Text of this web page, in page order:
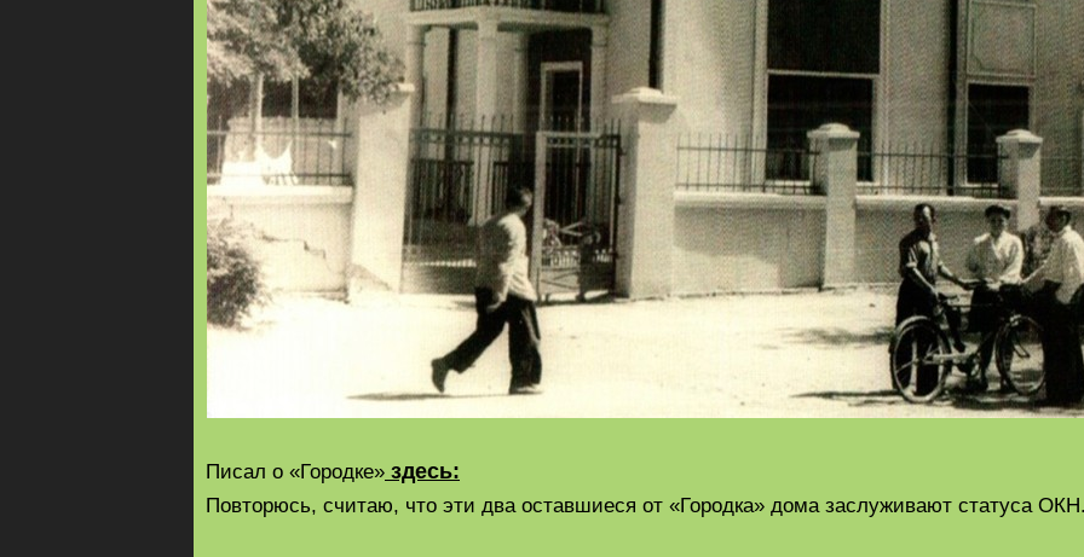
Писал о «Городке» здесь:
Повторюсь, считаю, что эти два оставшиеся от «Городка» дома заслуживают статуса